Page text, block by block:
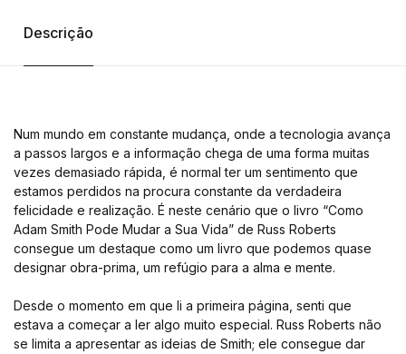
Descrição
Num mundo em constante mudança, onde a tecnologia avança
a passos largos e a informação chega de uma forma muitas
vezes demasiado rápida, é normal ter um sentimento que
estamos perdidos na procura constante da verdadeira
felicidade e realização. É neste cenário que o livro “Como
Adam Smith Pode Mudar a Sua Vida” de Russ Roberts
consegue um destaque como um livro que podemos quase
designar obra-prima, um refúgio para a alma e mente.
Desde o momento em que li a primeira página, senti que
estava a começar a ler algo muito especial. Russ Roberts não
se limita a apresentar as ideias de Smith; ele consegue dar